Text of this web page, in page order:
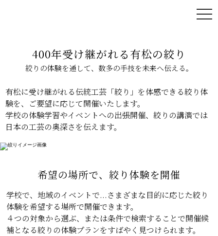
400年受け継がれる有松の絞り
絞りの体験を通して、数多の手技を未来へ伝える。
有松に受け継がれる伝統工芸「絞り」を体感できる絞り体
験を、ご要望に応じて開催いたします。
学校の体験学習やイベントへの出張開催、絞りの講演では
日本の工芸の奥深さを伝えます。
希望の場所で、絞り体験を開催
学校で、地域のイベントで...さまざまな目的に応じた絞り
体験を希望する場所で開催できます。
４つの対象から選ぶ、または条件で検索することで開催候
補となる絞りの体験プランをすばやく見つけられます。